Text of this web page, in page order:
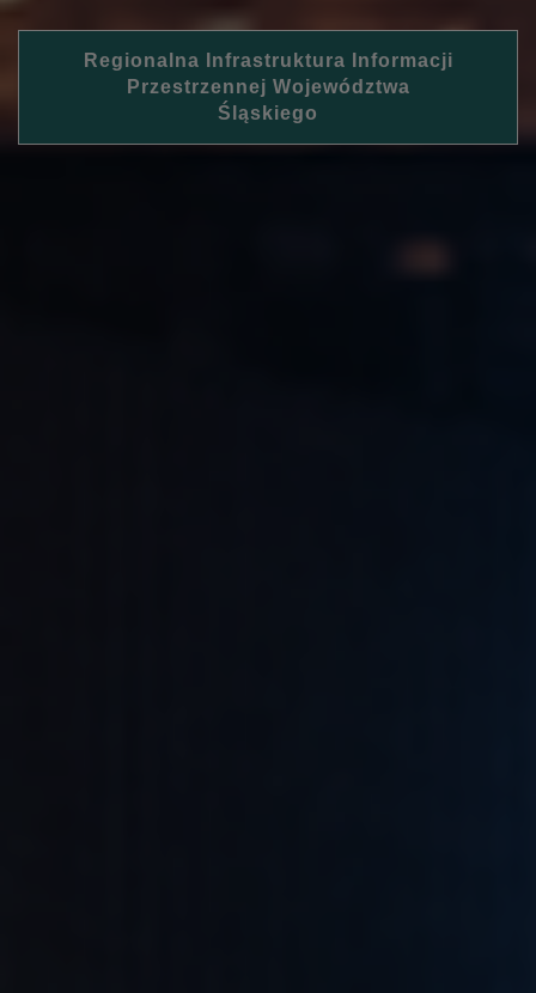
Regionalna Infrastruktura Informacji
Przestrzennej Województwa
Śląskiego